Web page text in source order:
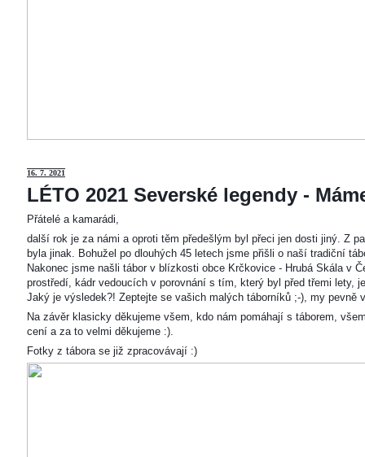
16. 7. 2021
LÉTO 2021 Severské legendy -
Přátelé a kamarádi,
další rok je za námi a oproti těm předešlým byl přeci jen dosti jiný. Z
byla jinak. Bohužel po dlouhých 45 letech jsme přišli o naší tradiční
Nakonec jsme našli tábor v blízkosti obce Krčkovice - Hrubá Skála v
prostředí, kádr vedoucích v porovnání s tím, který byl před třemi lety,
Jaký je výsledek?! Zeptejte se vašich malých táborníků ;-), my pevně
Na závěr klasicky děkujeme všem, kdo nám pomáhají s táborem,
cení a za to velmi děkujeme :).
Fotky z tábora se již zpracovávají :)